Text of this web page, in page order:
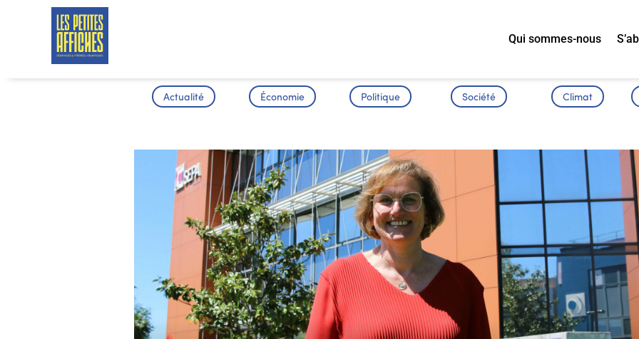
Qui sommes-nous
Actualité Économie Politique Société Climat